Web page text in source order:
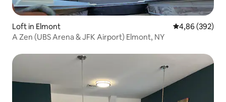
Loft in Elmont Gemiddelde
4,86 (392)
A Zen (UBS Arena & JFK Airport) Elmont, NY